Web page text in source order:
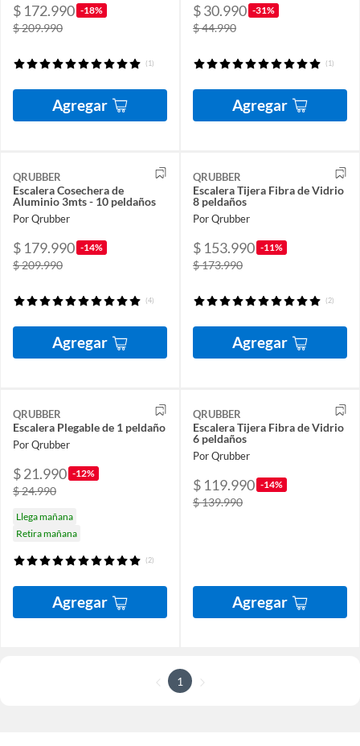
$ 172.990 -18%
$ 209.990
(1)
Agregar
$ 30.990 -31%
$ 44.990
(1)
Agregar
QRUBBER
Escalera Cosechera de
Aluminio 3mts - 10 peldaños
Por Qrubber
$ 179.990 -14%
$ 209.990
(4)
Agregar
QRUBBER
Escalera Tijera Fibra de Vidrio
8 peldaños
Por Qrubber
$ 153.990 -11%
$ 173.990
(2)
Agregar
QRUBBER
Escalera Plegable de 1 peldaño
Por Qrubber
$ 21.990 -12%
$ 24.990
Llega mañana
Retira mañana
(2)
Agregar
QRUBBER
Escalera Tijera Fibra de Vidrio
6 peldaños
Por Qrubber
$ 119.990 -14%
$ 139.990
Agregar
1